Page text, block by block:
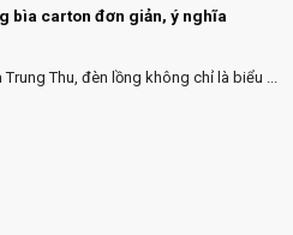
bìa carton đơn giản, ý nghĩa
Thu, đèn lồng không chỉ là biểu ...